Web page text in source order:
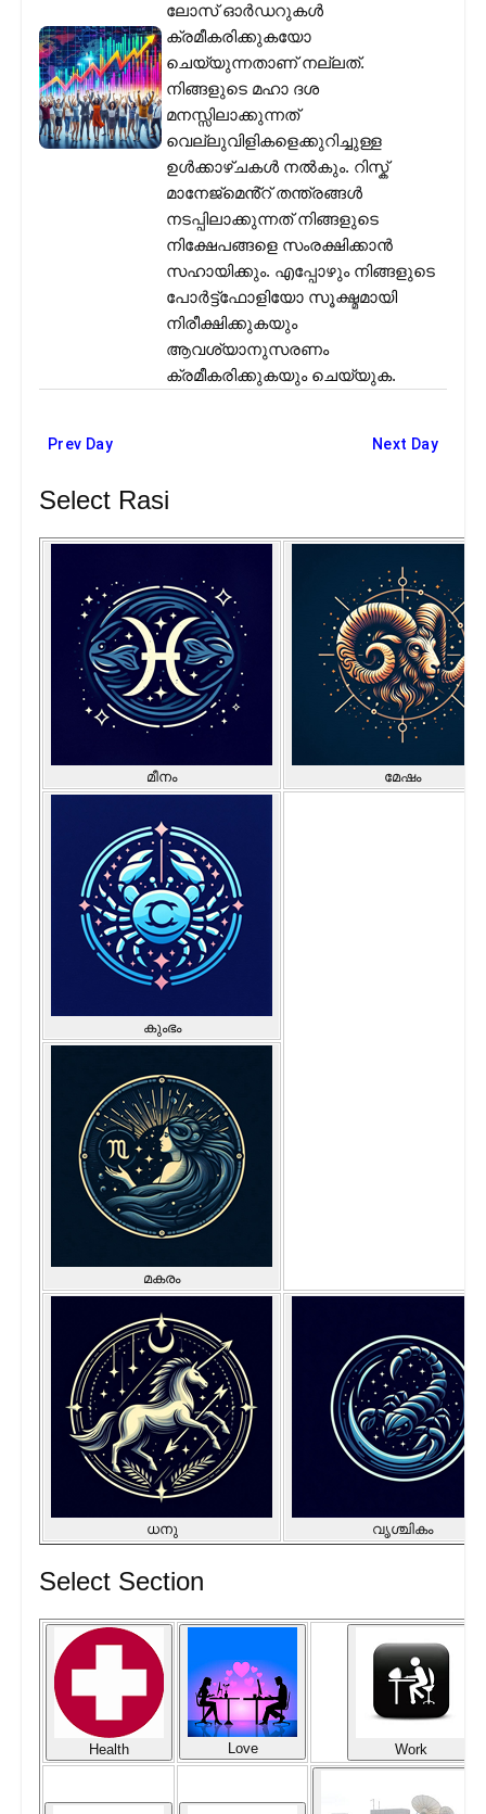
ലോസ് ഓർഡറുകൾ
ക്രമീകരിക്കുകയോ
ചെയ്യുന്നതാണ് നല്ലത്.
നിങ്ങളുടെ മഹാ ദശ
മനസ്സിലാക്കുന്നത്
വെല്ലുവിളികളെക്കുറിച്ചുള്ള
ഉൾക്കാഴ്‌ചകൾ നൽകും. റിസ്ക്
മാനേജ്മെൻ്റ് തന്ത്രങ്ങൾ
നടപ്പിലാക്കുന്നത് നിങ്ങളുടെ
നിക്ഷേപങ്ങളെ സംരക്ഷിക്കാൻ
സഹായിക്കും. എപ്പോഴും നിങ്ങളുടെ
പോർട്ട്ഫോളിയോ സൂക്ഷ്മമായി
നിരീക്ഷിക്കുകയും
ആവശ്യാനുസരണം
ക്രമീകരിക്കുകയും ചെയ്യുക.
Prev Day Next Day
Select Rasi
മീനം മേഷം
കുംഭം
മകരം
ധനു വൃശ്ചികം
Select Section
Health Love Work